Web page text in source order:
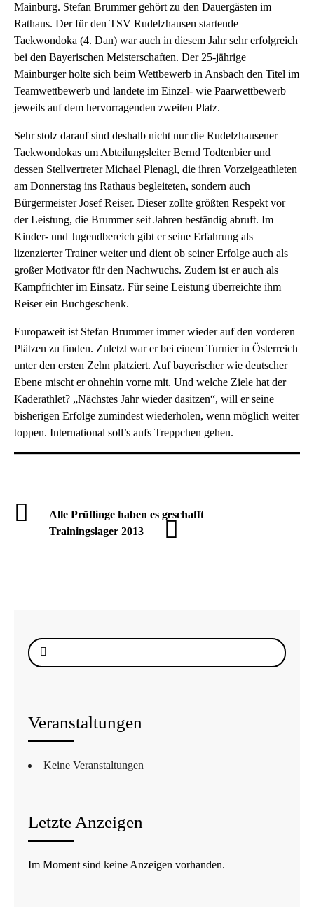
Mainburg. Stefan Brummer gehört zu den Dauergästen im
Rathaus. Der für den TSV Rudelzhausen startende
Taekwondoka (4. Dan) war auch in diesem Jahr sehr erfolgreich
bei den Bayerischen Meisterschaften. Der 25-jährige
Mainburger holte sich beim Wettbewerb in Ansbach den Titel im
Teamwettbewerb und landete im Einzel- wie Paarwettbewerb
jeweils auf dem hervorragenden zweiten Platz.
Sehr stolz darauf sind deshalb nicht nur die Rudelzhausener
Taekwondokas um Abteilungsleiter Bernd Todtenbier und
dessen Stellvertreter Michael Plenagl, die ihren Vorzeigeathleten
am Donnerstag ins Rathaus begleiteten, sondern auch
Bürgermeister Josef Reiser. Dieser zollte größten Respekt vor
der Leistung, die Brummer seit Jahren beständig abruft. Im
Kinder- und Jugendbereich gibt er seine Erfahrung als
lizenzierter Trainer weiter und dient ob seiner Erfolge auch als
großer Motivator für den Nachwuchs. Zudem ist er auch als
Kampfrichter im Einsatz. Für seine Leistung überreichte ihm
Reiser ein Buchgeschenk.
Europaweit ist Stefan Brummer immer wieder auf den vorderen
Plätzen zu finden. Zuletzt war er bei einem Turnier in Österreich
unter den ersten Zehn platziert. Auf bayerischer wie deutscher
Ebene mischt er ohnehin vorne mit. Und welche Ziele hat der
Kaderathlet? „Nächstes Jahr wieder dasitzen“, will er seine
bisherigen Erfolge zumindest wiederholen, wenn möglich weiter
toppen. International soll’s aufs Treppchen gehen.
Alle Prüflinge haben es geschafft
Trainingslager 2013
Suche
nach:
Veranstaltungen
Keine Veranstaltungen
Letzte Anzeigen
Im Moment sind keine Anzeigen vorhanden.